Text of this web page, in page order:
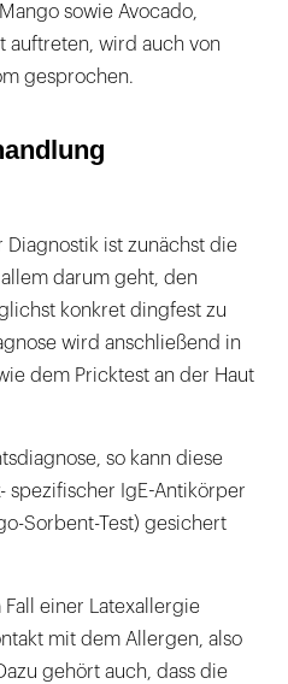
sowie Avocado,
auftreten, wird auch von
gesprochen.
Diagnostik ist zunächst die
darum geht, den
konkret dingfest zu
wird anschließend in
dem Pricktest an der Haut
so kann diese
spezifischer IgE-Antikörper
Sorbent-Test) gesichert
einer Latexallergie
mit dem Allergen, also
gehört auch, dass die